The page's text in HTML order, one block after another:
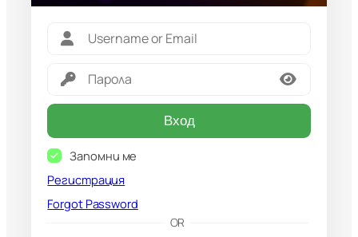
Вход
Запомни ме
Регистрация
Forgot Password
OR